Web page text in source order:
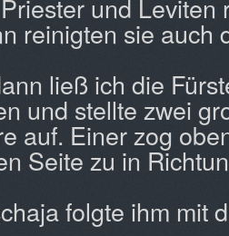
und Leviten
reinigten sie auch
ließ ich die
und stellte zwei
auf. Einer zog
Seite zu in
folgte ihm mit